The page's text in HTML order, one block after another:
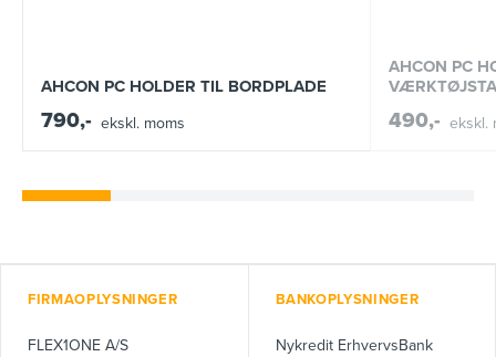
AHCON PC HOLDER TIL BORDPLADE
790,- ekskl. moms
AHCON PC
490,- ekskl.
FIRMAOPLYSNINGER
FLEX1ONE A/S
BANKOPLYSNINGER
Nykredit ErhvervsBank